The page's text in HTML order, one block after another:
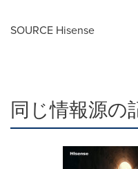
SOURCE Hisense
同じ情報源の